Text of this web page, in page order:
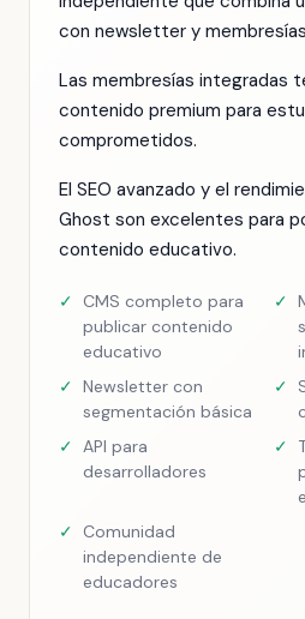
con newsletter y
Las membresías integradas
contenido premium para
comprometidos.
El SEO avanzado y el
Ghost son excelentes para
contenido educativo.
✓
CMS completo para
publicar contenido
educativo
✓
✓ Newsletter con
segmentación básica
✓
✓ API para
desarrolladores
✓
✓
Comunidad
independiente de
educadores